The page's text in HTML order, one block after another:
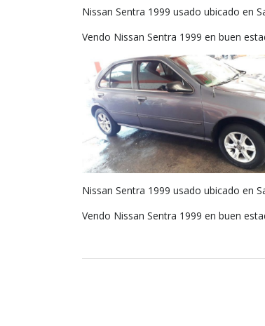
Nissan Sentra 1999 usado ubicado en
Vendo Nissan Sentra 1999 en buen
Nissan Sentra 1999 usado ubicado en
Vendo Nissan Sentra 1999 en buen